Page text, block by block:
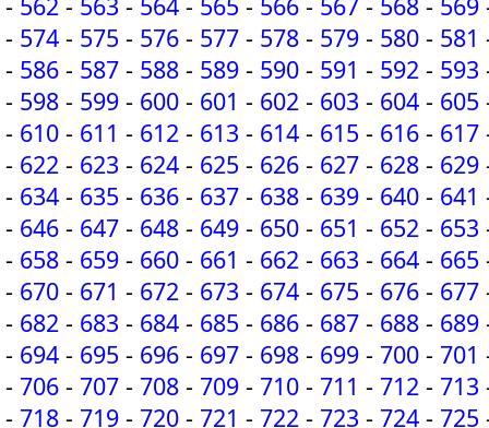
- 574 - 575 - 576 - 577 - 578 - 579 - 580 - 581
- 586 - 587 - 588 - 589 - 590 - 591 - 592 - 593
- 598 - 599 - 600 - 601 - 602 - 603 - 604 - 605
- 610 - 611 - 612 - 613 - 614 - 615 - 616 - 617
- 622 - 623 - 624 - 625 - 626 - 627 - 628 - 629
- 634 - 635 - 636 - 637 - 638 - 639 - 640 - 641
- 646 - 647 - 648 - 649 - 650 - 651 - 652 - 653
- 658 - 659 - 660 - 661 - 662 - 663 - 664 - 665
- 670 - 671 - 672 - 673 - 674 - 675 - 676 - 677
- 682 - 683 - 684 - 685 - 686 - 687 - 688 - 689
- 694 - 695 - 696 - 697 - 698 - 699 - 700 - 701
- 706 - 707 - 708 - 709 - 710 - 711 - 712 - 713
- 718 - 719 - 720 - 721 - 722 - 723 - 724 - 725